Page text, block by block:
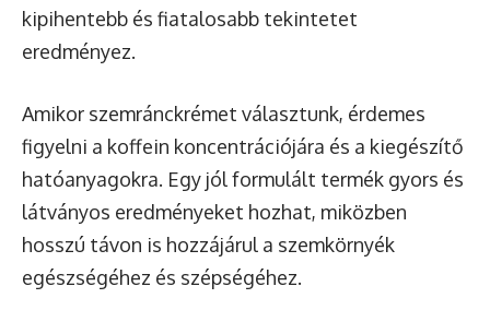
kipihentebb és fiatalosabb tekintetet
eredményez.
Amikor szemránckrémet választunk, érdemes
figyelni a koffein koncentrációjára és a kiegészítő
hatóanyagokra. Egy jól formulált termék gyors és
látványos eredményeket hozhat, miközben
hosszú távon is hozzájárul a szemkörnyék
egészségéhez és szépségéhez.